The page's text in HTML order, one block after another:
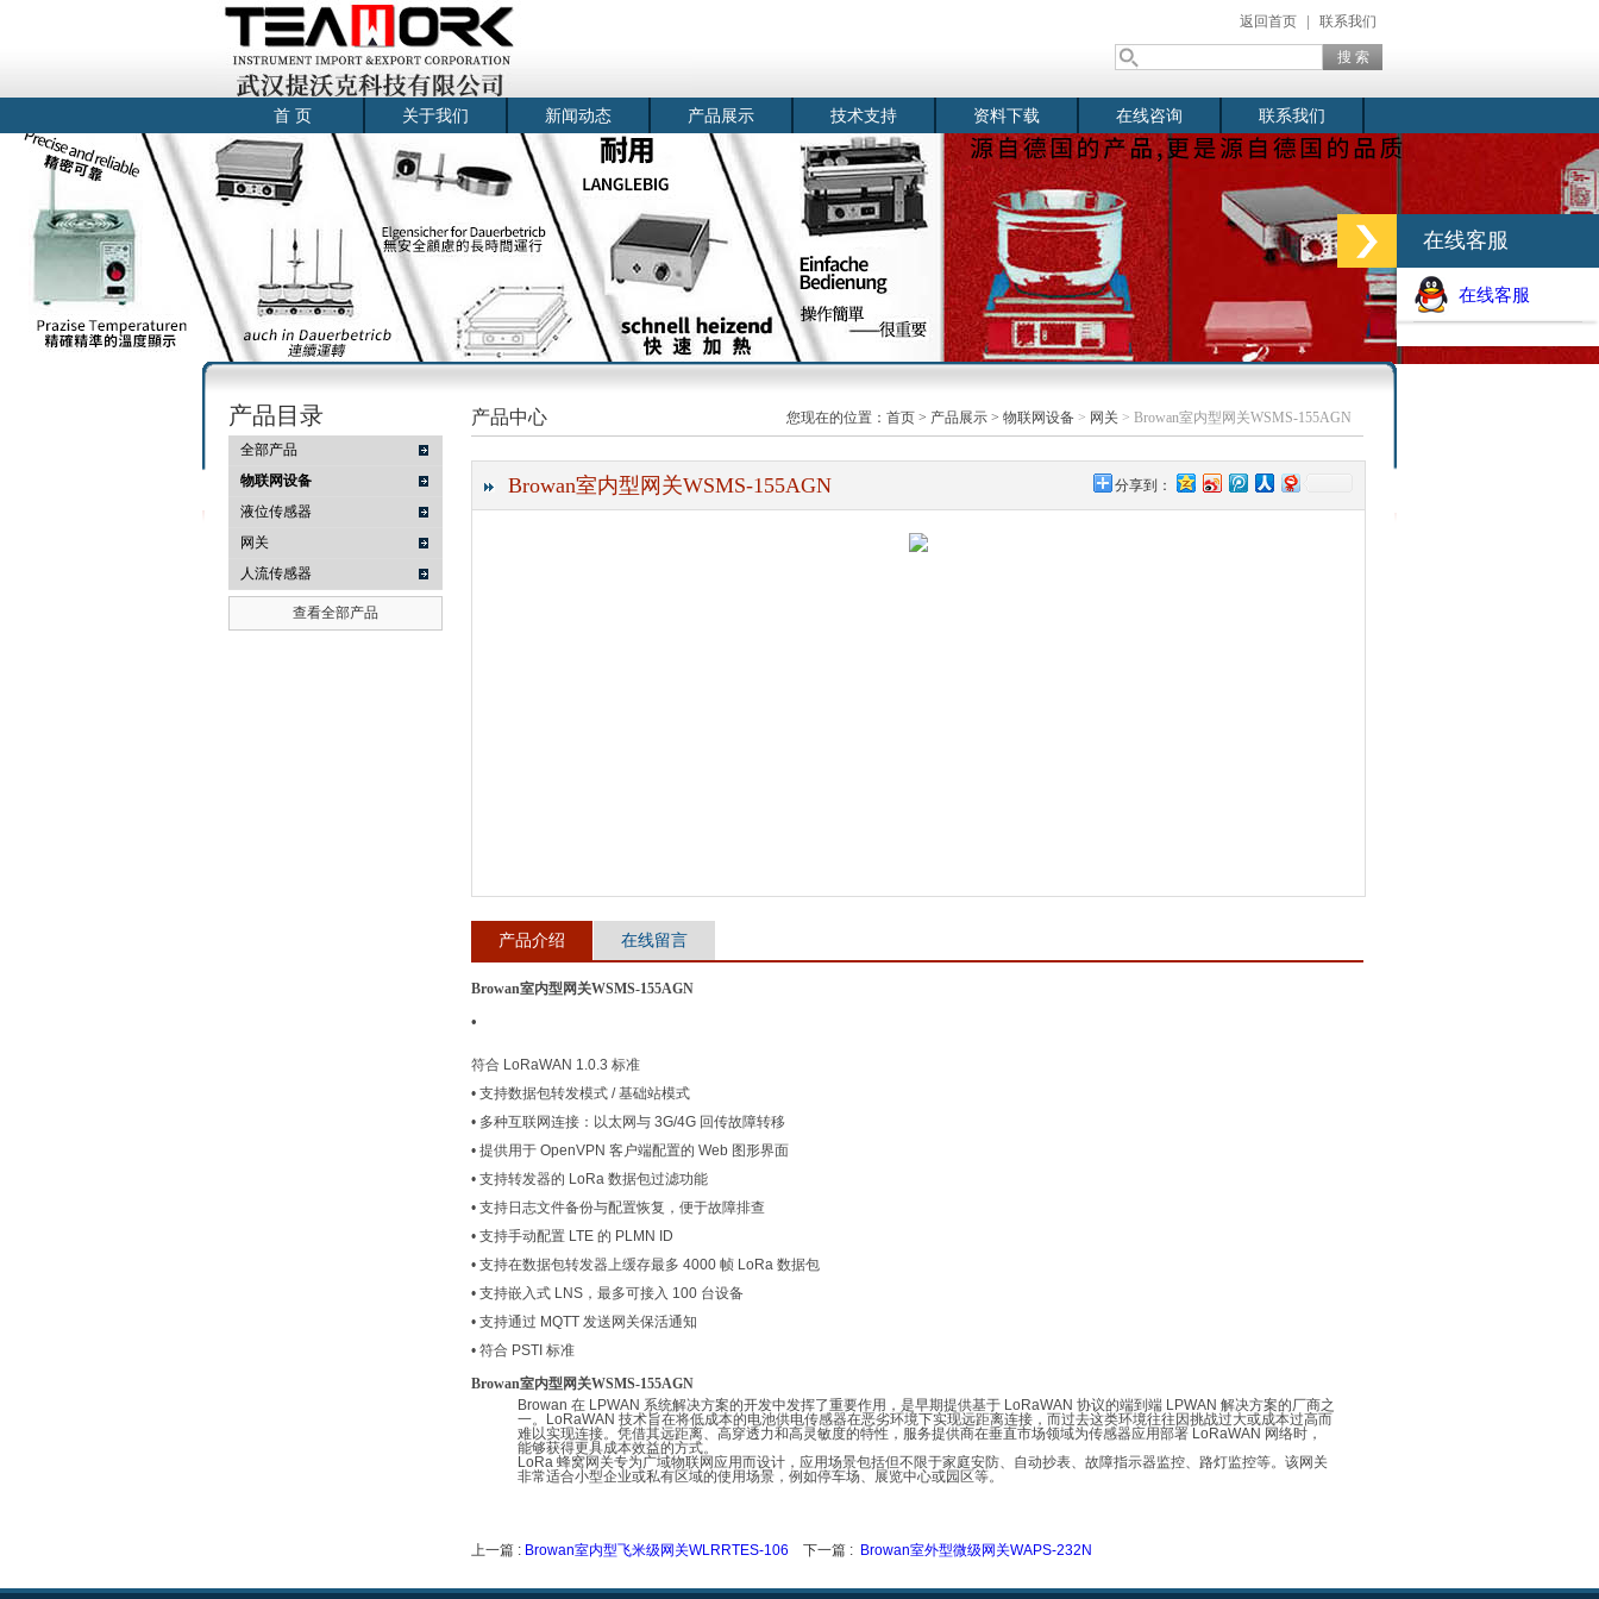
武汉提沃克科技有限公司
返回首页 联系我们
首 页 关于我们 新闻动态 产品展示 技术支持 资料下载 在线咨询 联系我们
产品目录
全部产品
物联网设备
液位传感器
网关
人流传感器
查看全部产品
产品中心 您现在的位置： 首页 > 产品展示 > 物联网设备 > 网关 > Browan室内型网关WSMS-155AGN
Browan室内型网关WSMS-155AGN 分享到：
产品介绍 在线留言
Browan室内型网关WSMS-155AGN
•
符合 LoRaWAN 1.0.3 标准
• 支持数据包转发模式 /基础站模式
• 多种互联网连接：以太网与 3G/4G 回传故障转移
• 提供用于 OpenVPN 客户端配置的 Web 图形界面
• 支持转发器的 LoRa 数据包过滤功能
• 支持日志文件备份与配置恢复，便于故障排查
• 支持手动配置 LTE 的 PLMN ID
• 支持在数据包转发器上缓存最多 4000 帧 LoRa 数据包
• 支持嵌入式 LNS ，最多可接入 100 台设备
• 支持通过 MQTT 发送网关保活通知
• 符合 PSTI 标准
Browan室内型网关WSMS-155AGN
Browan 在 LPWAN 系统解决方案的开发中发挥了重要作用，是早期提供基于 LoRaWAN 协议的端到端 LPWAN 解决方案的厂商之
一。
LoRaWAN 技术旨在将低成本的电池供电传感器在恶劣环境下实现远距离连接，而过去这类环境往往因挑战过大或成本过高而
难以实现连接。凭借其远距离、高穿透力和高灵敏度的特性，服务提供商在垂直市场领域为传感器应用部署 LoRaWAN 网络时，
能够获得更具成本效益的方式。
LoRa 蜂窝网关专为广域物联网应用而设计，应用场景包括但不限于家庭安防、自动抄表、故障指示器监控、路灯监控等。该网关
非常适合小型企业或私有区域的使用场景，例如停车场、展览中心或园区等。
上一篇 : Browan室内型飞米级网关WLRRTES-106 下一篇 : Browan室外型微级网关WAPS-232N
在线客服
在线客服